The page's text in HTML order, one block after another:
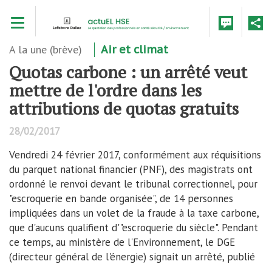
contenu
A la une (brève) Air et climat
Quotas carbone : un arrêté veut
mettre de l'ordre dans les
attributions de quotas gratuits
28/02/2017
Vendredi 24 février 2017, conformément aux réquisitions
du parquet national financier (PNF), des magistrats ont
ordonné le renvoi devant le tribunal correctionnel, pour
"escroquerie en bande organisée", de 14 personnes
impliquées dans un volet de la fraude à la taxe carbone,
que d'aucuns qualifient d'"escroquerie du siècle". Pendant
ce temps, au ministère de l'Environnement, le DGE
(directeur général de l'énergie) signait un arrêté, publié